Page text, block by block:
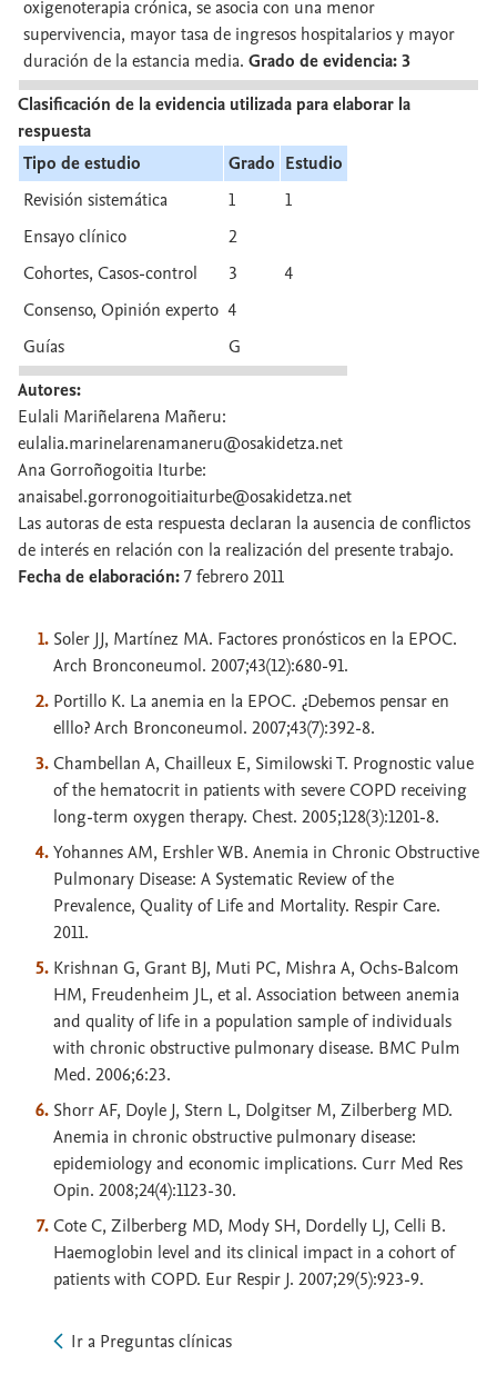
oxigenoterapia crónica, se asocia con una menor
supervivencia, mayor tasa de ingresos hospitalarios y mayor
duración de la estancia media. Grado de evidencia: 3
Clasificación de la evidencia utilizada para elaborar la
respuesta
Tipo de estudio
Grado Estudio
Revisión sistemática
1
1
Ensayo clínico
2
Cohortes, Casos-control
3
4
Consenso, Opinión experto 4
Guías
G
Autores:
Eulali Mariñelarena Mañeru:
eulalia.marinelarenamaneru@osakidetza.net
Ana Gorroñogoitia Iturbe:
anaisabel.gorronogoitiaiturbe@osakidetza.net
Las autoras de esta respuesta declaran la ausencia de conflictos
de interés en relación con la realización del presente trabajo.
Fecha de elaboración:7 febrero 2011
Soler JJ, Martínez MA. Factores pronósticos en la EPOC.
Arch Bronconeumol. 2007;43(12):680-91.
Portillo K. La anemia en la EPOC. ¿Debemos pensar en
elllo? Arch Bronconeumol. 2007;43(7):392-8.
Chambellan A, Chailleux E, Similowski T. Prognostic value
of the hematocrit in patients with severe COPD receiving
long-term oxygen therapy. Chest. 2005;128(3):1201-8.
Yohannes AM, Ershler WB. Anemia in Chronic Obstructive
Pulmonary Disease: A Systematic Review of the
Prevalence, Quality of Life and Mortality. Respir Care.
2011.
Krishnan G, Grant BJ, Muti PC, Mishra A, Ochs-Balcom
HM, Freudenheim JL, et al. Association between anemia
and quality of life in a population sample of individuals
with chronic obstructive pulmonary disease. BMC Pulm
Med. 2006;6:23.
Shorr AF, Doyle J, Stern L, Dolgitser M, Zilberberg MD.
Anemia in chronic obstructive pulmonary disease:
epidemiology and economic implications. Curr Med Res
Opin. 2008;24(4):1123-30.
Cote C, Zilberberg MD, Mody SH, Dordelly LJ, Celli B.
Haemoglobin level and its clinical impact in a cohort of
patients with COPD. Eur Respir J. 2007;29(5):923-9.
Ir a Preguntas clínicas